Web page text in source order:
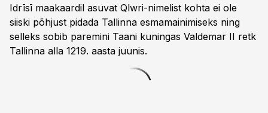
Idrīsī maakaardil asuvat Qlwri-nimelist kohta ei ole
siiski põhjust pidada Tallinna esmamainimiseks ning
selleks sobib paremini Taani kuningas Valdemar II retk
Tallinna alla 1219. aasta juunis.